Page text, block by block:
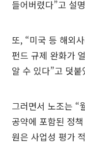
들어버렸다”고 설
또, “미국 등 해외
펀드 규제 완화가
알 수 있다”고 덧붙
그러면서 노조는 “
공약에 포함된 정
원은 사업성 평가